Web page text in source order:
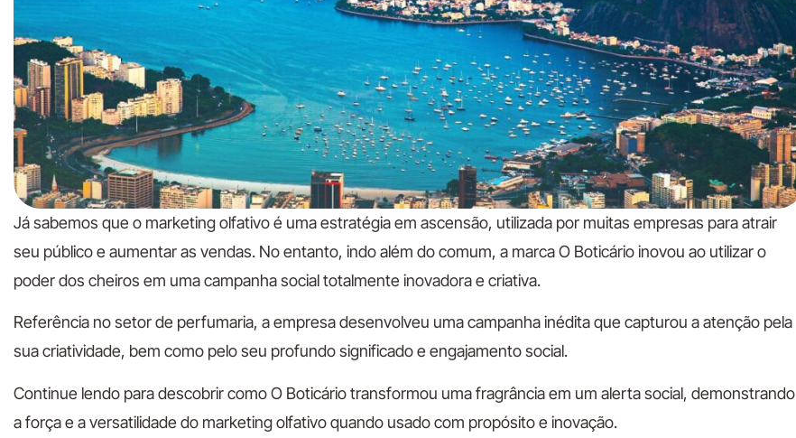
Já sabemos que o marketing olfativo é uma estratégia em ascensão, utilizada por muitas empresas para atrair
seu público e aumentar as vendas. No entanto, indo além do comum, a marca O Boticário inovou ao utilizar o
poder dos cheiros em uma campanha social totalmente inovadora e criativa.
Referência no setor de perfumaria, a empresa desenvolveu uma campanha inédita que capturou a atenção pela
sua criatividade, bem como pelo seu profundo significado e engajamento social.
Continue lendo para descobrir como O Boticário transformou uma fragrância em um alerta social, demonstrando
a força e a versatilidade do marketing olfativo quando usado com propósito e inovação.